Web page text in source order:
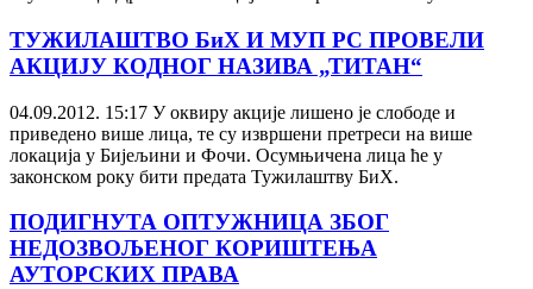
ТУЖИЛАШТВО БиХ И МУП РС ПРОВЕЛИ
АКЦИЈУ КОДНОГ НАЗИВА „ТИТАН“
04.09.2012. 15:17 У оквиру акције лишено је слободе и
приведено више лица, те су извршени претреси на више
локација у Бијељини и Фочи. Осумњичена лица ће у
законском року бити предата Тужилаштву БиХ.
ПОДИГНУТА ОПТУЖНИЦА ЗБОГ
НЕДОЗВОЉЕНОГ КОРИШТЕЊА
АУТОРСКИХ ПРАВА